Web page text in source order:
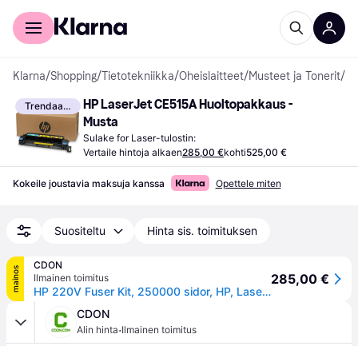
Kuluttajille
Klarna/Shopping/Tietotekniikka/Oheislaitteet/Musteet ja Tonerit/
Trendaava
HP LaserJet CE515A Huoltopakkaus -
Musta
Sulake for Laser-tulostin:
Vertaile hintoja alkaen285,00 €kohti525,00 €
Kokeile joustavia maksuja kanssa Opettele miten
Suositeltu Hinta sis. toimituksen
mainos
CDON
Ilmainen toimitus
HP 220V Fuser Kit, 250000 sidor, HP, LaserJet Managed MFP E72525, E72530, E72535, 15 - 25 ° C, -20 - 40 ° C, 10 - 90%
285,00 €
CDON
Alin hinta·Ilmainen toimitus